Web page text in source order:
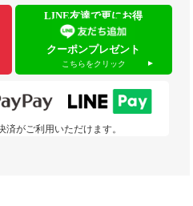
LINE友達で更にお得
クーポンプレゼント
こちらをクリック
がご利用いただけます。